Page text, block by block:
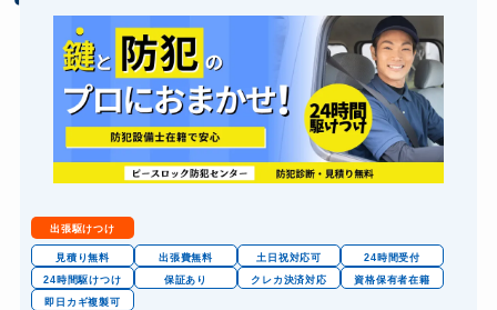
バイクカギ作成 16,500円～(税込)
スーツケースカギ開け 8,800円～(税込)
スーツケースカギ作成 8,800円～(税込)
金庫カギ開け 14,300円～(税込)
金庫カギ修理 11,000円～(税込)
金庫カギ交換
ロッカーカギ開け 8,800円～(税込)
ドアノブカギ開け
出張駆けつけ
見積り無料 出張費無料 土日祝対応可
24時間受付
24時間駆けつけ
保証あり クレカ決済対応
資格保有者在籍
即日カギ複製可